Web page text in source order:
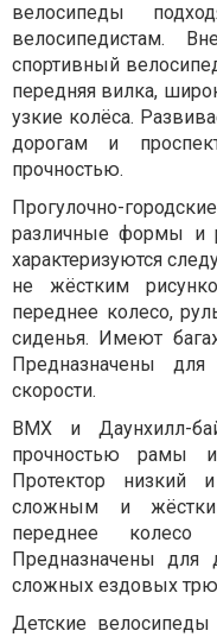
велосипеды
велосипедистам.
спортивный
передняя вилка,
узкие колёса.
дорогам и
прочностью.
Прогулочно-
различные формы и
характеризуются
не жёстким
переднее колесо,
сиденья. Имеют
Предназначены
скорости.
ВМХ и Даунхилл-
прочностью рамы
Протектор
сложным и
переднее колесо
Предназначены для
сложных ездовых
Детские